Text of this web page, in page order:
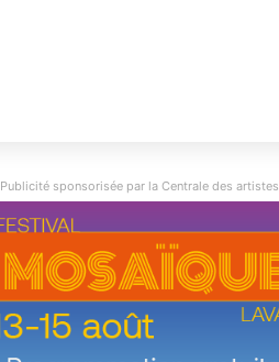
Publicité sponsorisée par la Centrale des artistes